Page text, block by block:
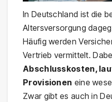
In Deutschland ist die
Altersversorgung
Häufig werden
Vertrieb vermittelt.
Abschlusskosten,
Provisionen eine
Zwar gibt es auch in